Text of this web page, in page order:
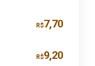
R$7,70
R$9,20